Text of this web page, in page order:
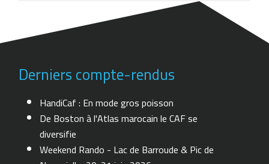
Derniers compte-rendus
HandiCaf : En mode gros poisson
De Boston à l'Atlas marocain le CAF se
diversifie
Weekend Rando - Lac de Barroude & Pic de